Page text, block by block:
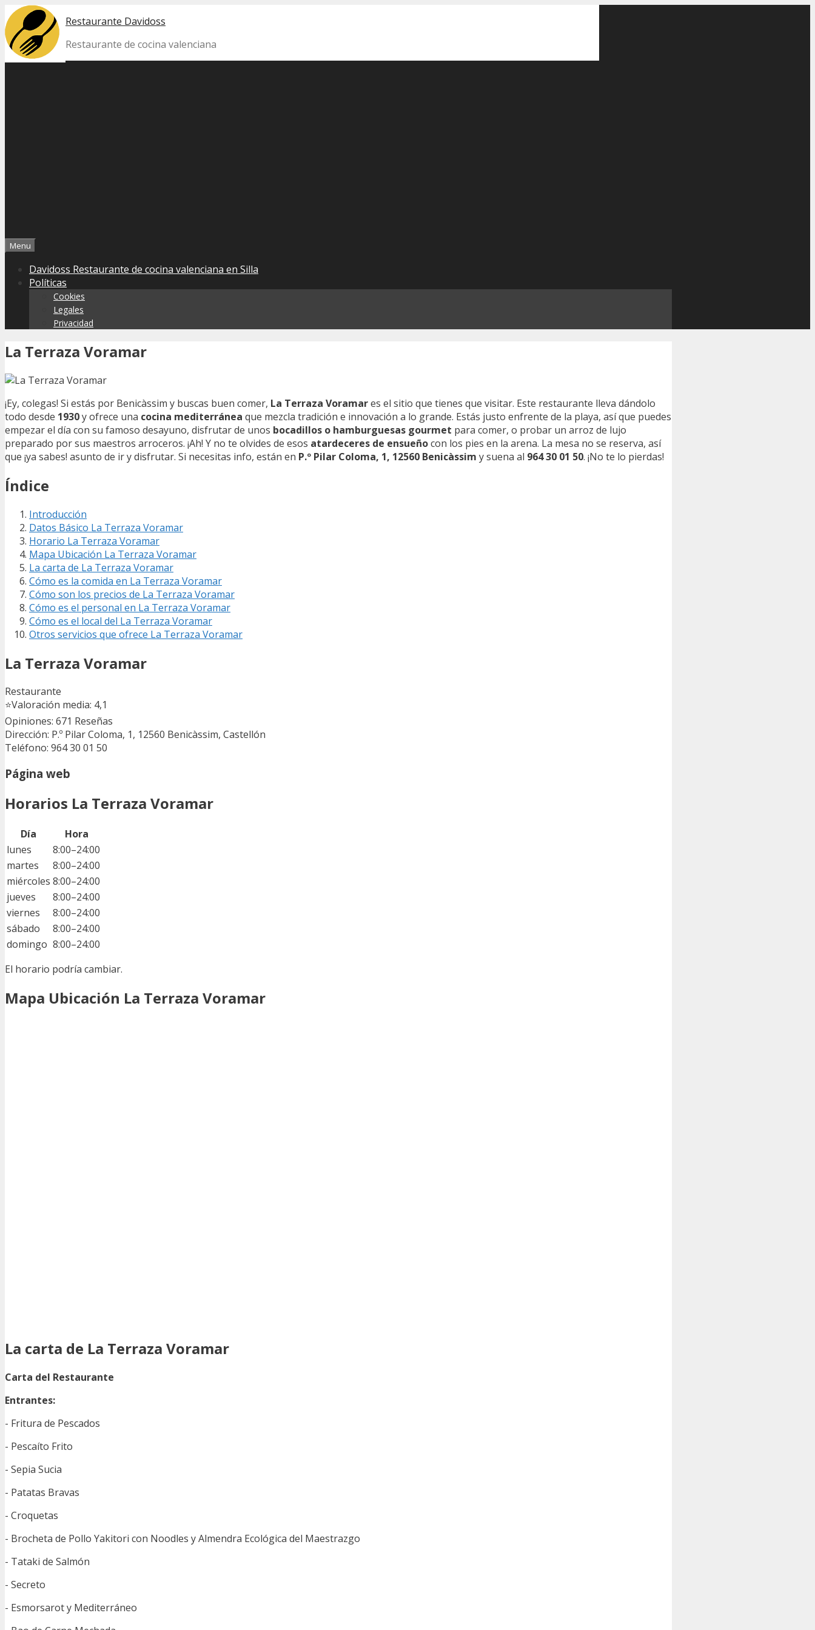
Skip
to
content
Restaurante Davidoss
Restaurante de cocina valenciana
Menu
Davidoss Restaurante de cocina valenciana en Silla
Políticas
Cookies
Legales
Privacidad
La Terraza Voramar
¡Ey, colegas! Si estás por Benicàssim y buscas buen comer, La Terraza Voramares el sitio que tienes que visitar. Este restaurante lleva dándolo
todo desde 1930y ofrece una cocina mediterránea que mezcla tradición e innovación a lo grande. Estás justo enfrente de la playa, así que puedes
empezar el día con su famoso desayuno, disfrutar de unos bocadillos o hamburguesas gourmet para comer, o probar un arroz de lujo
preparado por sus maestros arroceros. ¡Ah! Y no te olvides de esos atardeceres de ensueñocon los pies en la arena. La mesa no se reserva, así
que ¡ya sabes! asunto de ir y disfrutar. Si necesitas info, están en P.º Pilar Coloma, 1, 12560 Benicàssim y suena al 964 30 01 50. ¡No te lo pierdas!
Índice
Introducción
Datos Básico La Terraza Voramar
Horario La Terraza Voramar
Mapa Ubicación La Terraza Voramar
La carta de La Terraza Voramar
Cómo es la comida en La Terraza Voramar
Cómo son los precios de La Terraza Voramar
Cómo es el personal en La Terraza Voramar
Cómo es el local del La Terraza Voramar
Otros servicios que ofrece La Terraza Voramar
La Terraza Voramar
Restaurante
⭐Valoración media: 4,1
Opiniones: 671 Reseñas
Dirección: P.º Pilar Coloma, 1, 12560 Benicàssim, Castellón
Teléfono: 964 30 01 50
Página web
Horarios La Terraza Voramar
Día
Hora
lunes
8:00–24:00
martes
8:00–24:00
miércoles 8:00–24:00
jueves
8:00–24:00
viernes
8:00–24:00
sábado
8:00–24:00
domingo 8:00–24:00
El horario podría cambiar.
Mapa Ubicación La Terraza Voramar
La carta de La Terraza Voramar
Carta del Restaurante
Entrantes:
- Fritura de Pescados
- Pescaíto Frito
- Sepia Sucia
- Patatas Bravas
- Croquetas
- Brocheta de Pollo Yakitori con Noodles y Almendra Ecológica del Maestrazgo
- Tataki de Salmón
- Secreto
- Esmorsarot y Mediterráneo